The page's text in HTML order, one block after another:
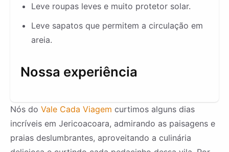
Leve roupas leves e muito protetor solar.
Leve sapatos que permitem a circulação em
areia.
Nossa experiência
Nós do Vale Cada Viagem curtimos alguns dias
incríveis em Jericoacoara, admirando as paisagens e
praias deslumbrantes, aproveitando a culinária